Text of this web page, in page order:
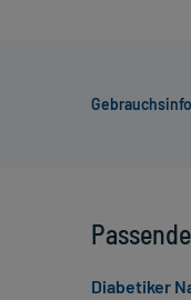
Diabetiker